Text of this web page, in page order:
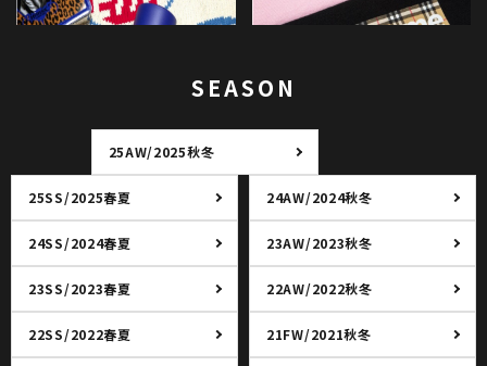
SEASON
25AW/2025秋冬
25SS/2025春夏 24AW/2024秋冬
24SS/2024春夏 23AW/2023秋冬
23SS/2023春夏 22AW/2022秋冬
22SS/2022春夏 21FW/2021秋冬